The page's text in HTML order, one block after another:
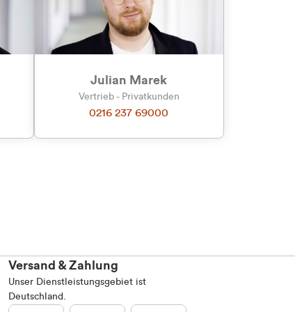
Marketing
Julian Marek
Vertrieb - Privatkunden
0216 237 69000
Versand & Zahlung
Unser Dienstleistungsgebiet ist
Deutschland.